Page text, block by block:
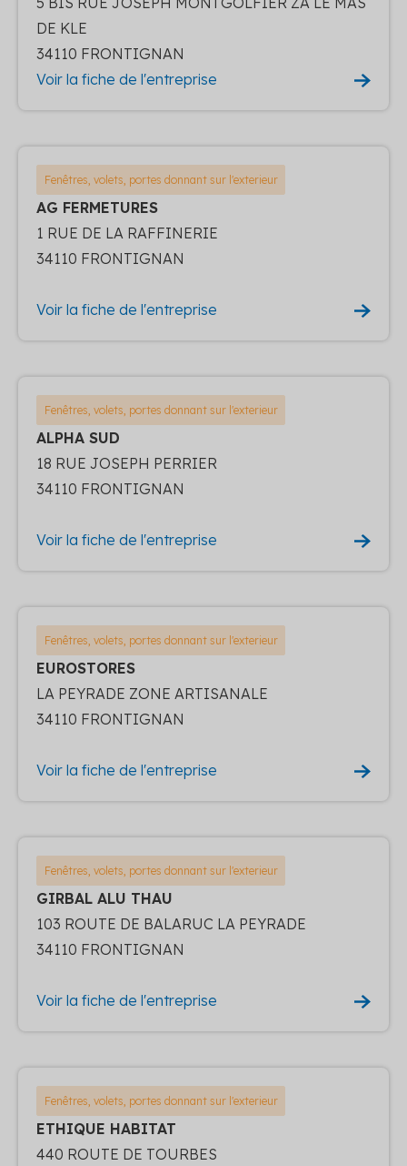
DE KLE
34110 FRONTIGNAN
Voir la fiche de l'entreprise
Fenêtres, volets, portes donnant sur l'exterieur
AG FERMETURES
1 RUE DE LA RAFFINERIE
34110 FRONTIGNAN
Voir la fiche de l'entreprise
Fenêtres, volets, portes donnant sur l'exterieur
ALPHA SUD
18 RUE JOSEPH PERRIER
34110 FRONTIGNAN
Voir la fiche de l'entreprise
Fenêtres, volets, portes donnant sur l'exterieur
EUROSTORES
LA PEYRADE ZONE ARTISANALE
34110 FRONTIGNAN
Voir la fiche de l'entreprise
Fenêtres, volets, portes donnant sur l'exterieur
GIRBAL ALU THAU
103 ROUTE DE BALARUC LA PEYRADE
34110 FRONTIGNAN
Voir la fiche de l'entreprise
Fenêtres, volets, portes donnant sur l'exterieur
ETHIQUE HABITAT
440 ROUTE DE TOURBES